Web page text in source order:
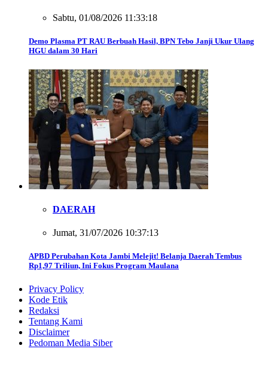
Sabtu, 01/08/2026 11:33:18
Demo Plasma PT RAU Berbuah Hasil, BPN Tebo Janji Ukur Ulang
HGU dalam 30 Hari
DAERAH
Jumat, 31/07/2026 10:37:13
APBD Perubahan Kota Jambi Melejit! Belanja Daerah Tembus
Rp1,97 Triliun, Ini Fokus Program Maulana
Privacy Policy
Kode Etik
Redaksi
Tentang Kami
Disclaimer
Pedoman Media Siber